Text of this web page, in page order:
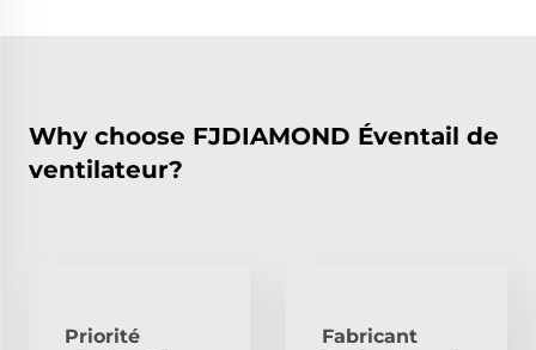
Why choose FJDIAMOND Éventail de
ventilateur?
Priorité
Fabricant